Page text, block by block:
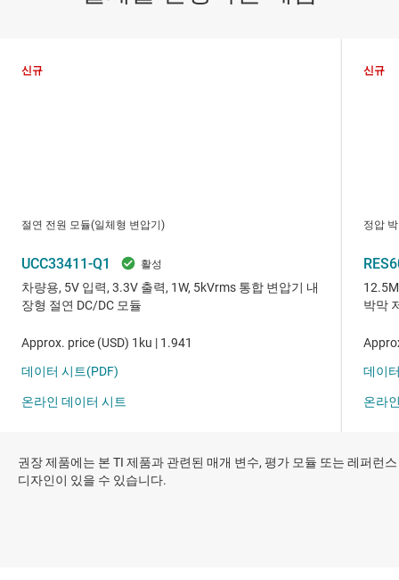
권장 제품에는 본 TI 제품과 관련된 매개 변수, 평가 모듈 또는 레퍼런스
디자인이 있을 수 있습니다.